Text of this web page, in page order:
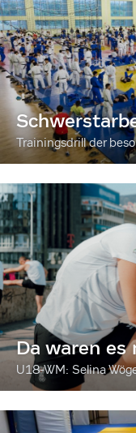
Trainingsdrill der
Da waren
U18-WM: Selina